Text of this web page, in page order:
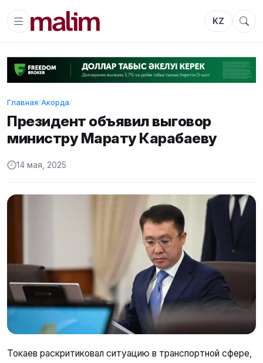
KZ
Главная/Акорда/
Президент объявил выговор
министру Марату Карабаеву
14 мая, 2025
Токаев раскритиковал ситуацию в транспортной сфере,